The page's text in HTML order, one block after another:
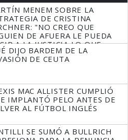
MENEM SOBRE LA
DE CRISTINA
"NO CREO QUE
DE AFUERA LE PUEDA
A LA JUSTICIA LO QUE
QUE HACER"
DIJO BARDEM DE LA
DE CEUTA
MAC ALLISTER CUMPLIÓ
IMPLANTÓ PELO ANTES DE
AL FÚTBOL INGLÉS
SE SUMÓ A BULLRICH